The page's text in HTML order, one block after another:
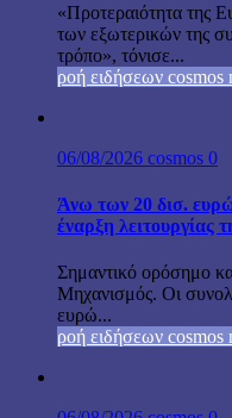
«Προτεραιότητα της
των εξωτερικών της
τρόπο», τόνισε...
ροή ειδήσεων cosmos
06/08/2026 cosmos 0
Άνω των 20 δισ.
έναρξη λειτουργίας
Σημαντικό ορόσημο
Μηχανισμός. Οι
ευρώ...
ροή ειδήσεων cosmos